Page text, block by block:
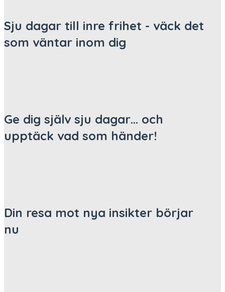
Sju dagar till inre frihet - väck det
som väntar inom dig
Ge dig själv sju dagar… och
upptäck vad som händer!
Din resa mot nya insikter börjar
nu